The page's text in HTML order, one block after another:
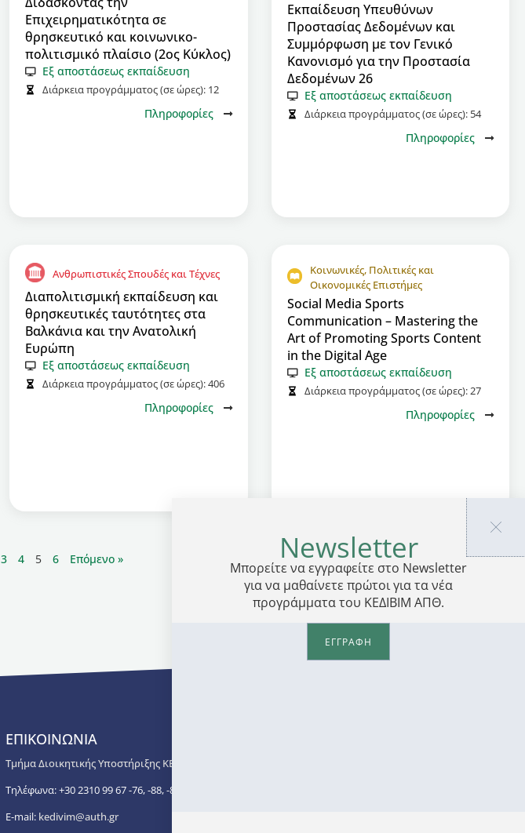
Επιχειρηματικότητα σε
θρησκευτικό και κοινωνικο-
πολιτισμικό πλαίσιο (2ος Κύκλος)
Εξ αποστάσεως εκπαίδευση
Διάρκεια προγράμματος (σε ώρες): 12
Πληροφορίες
Εκπαίδευση Υπευθύνων
Προστασίας Δεδομένων και
Συμμόρφωση με τον Γενικό
Κανονισμό για την Προστασία
Δεδομένων 26
Εξ αποστάσεως εκπαίδευση
Διάρκεια προγράμματος (σε ώρες): 54
Πληροφορίες
Ανθρωπιστικές Σπουδές και Τέχνες
Διαπολιτισμική εκπαίδευση και
θρησκευτικές ταυτότητες στα
Βαλκάνια και την Ανατολική
Ευρώπη
Εξ αποστάσεως εκπαίδευση
Διάρκεια προγράμματος (σε ώρες):406
Πληροφορίες
Κοινωνικές, Πολιτικές και
Οικονομικές Επιστήμες
Social Media Sports
Communication – Mastering the
Art of Promoting Sports Content
in the Digital Age
Εξ αποστάσεως εκπαίδευση
Διάρκεια προγράμματος (σε ώρες):27
Πληροφορίες
3 4 5 6 Επόμενο »
ΕΠΙΚΟΙΝΩΝΙΑ
Τμήμα Διοικητικής Υποστήριξης ΚΕΔΙΒΙΜ ΑΠΘ
Τηλέφωνα: +30 2310 99 67 -76, -88, -82, -83, -81
E-mail: kedivim@auth.gr
Newsletter
Μπορείτε να εγγραφείτε στο Newsletter
για να μαθαίνετε πρώτοι για τα νέα
προγράμματα του ΚΕΔΙΒΙΜ ΑΠΘ.
ΕΓΓΡΑΦΗ